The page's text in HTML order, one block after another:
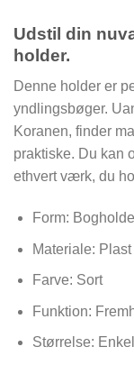
Udstil din
holder.
Denne holder er
yndlingsbøger.
Koranen, finder
praktiske. Du kan
ethvert værk, du
Form:
Materiale: Plast
Farve: Sort
Funktion:
Størrelse: